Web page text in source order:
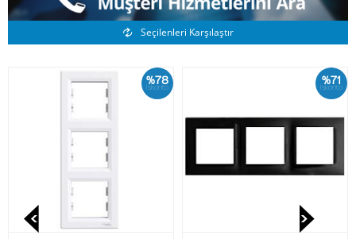
Benzer Ürünler
Seçilenleri Karşılaştır
%78
İskonto %71
İskonto